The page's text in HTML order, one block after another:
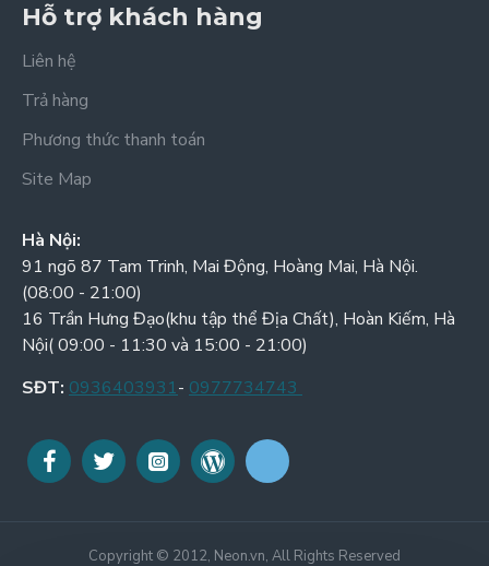
Hỗ trợ khách hàng
Liên hệ
Trả hàng
Phương thức thanh toán
Site Map
Hà Nội:
91 ngõ 87 Tam Trinh, Mai Động, Hoàng Mai, Hà Nội.
(08:00 - 21:00)
16 Trần Hưng Đạo(khu tập thể Địa Chất), Hoàn Kiếm, Hà
Nội( 09:00 - 11:30 và 15:00 - 21:00)
SĐT: 0936403931- 0977734743
Copyright © 2012, Neon.vn, All Rights Reserved